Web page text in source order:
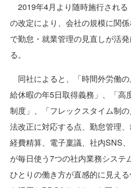
2019年4月より随時施行される
の改定により、会社の規模に関
で勤怠・就業管理の見直しが活
る。
同社によると、「時間外労働
給休暇の年5日取得義務」、「高
制度」、「フレックスタイム制
法改正に対応する点、勤怠管理、
経費精算、電子稟議、社内SNS
が毎日使う7つの社内業務システ
ひとりの働き方が直感的に見え